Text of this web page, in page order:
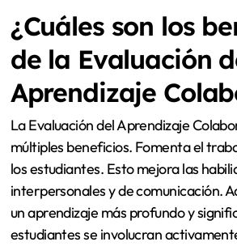
¿Cuáles son los
de la Evaluación
Aprendizaje
La Evaluación del Aprendizaje
múltiples beneficios. Fomenta el
los estudiantes. Esto mejora las
interpersonales y de comunicación.
un aprendizaje más profundo y
estudiantes se involucran